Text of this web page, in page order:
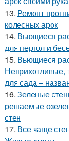
13. Ремонт
колесных арок
14. Вьющиеся
для пергол и
15. Вьющиеся
Неприхотливые,
для сада –
16. Зеленые
решаемые
стен
17. Все чаще